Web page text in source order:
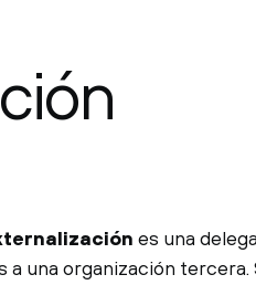
es una
a una organización